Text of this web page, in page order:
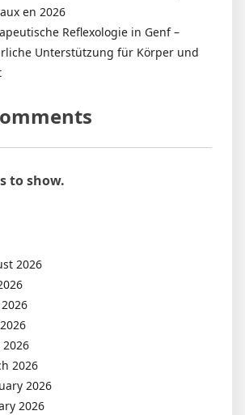
en 2026
Reflexologie in Genf –
Unterstützung für Körper und
to show.
2026
2026
2026
2026